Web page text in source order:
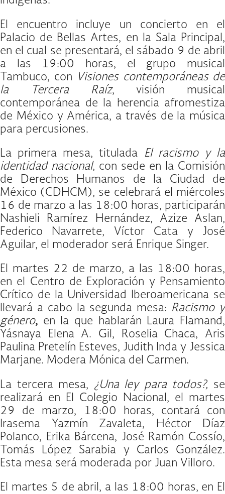
El encuentro incluye un concierto en el
Palacio de Bellas Artes, en la Sala Principal,
en el cual se presentará, el sábado 9 de abril
a las 19:00 horas, el grupo musical
Tambuco, con
Visiones contemporáneas de
la Tercera Raíz, visión musical
contemporánea de la herencia afromestiza
de México y América, a través de la música
para percusiones.
La primera mesa, titulada
El racismo y la
identidad nacional, con sede en la Comisión
de Derechos Humanos de la Ciudad de
México (CDHCM), se celebrará el miércoles
16 de marzo a las 18:00 horas, participarán
Nashieli Ramírez Hernández, Azize Aslan,
Federico Navarrete, Víctor Cata y José
Aguilar, el moderador será Enrique Singer.
El martes 22 de marzo, a las 18:00 horas,
en el Centro de Exploración y Pensamiento
Crítico de la Universidad Iberoamericana se
llevará a cabo la segunda mesa: Racismo y
género, en la que hablarán Laura Flamand,
Yásnaya Elena A. Gil, Roselia Chaca, Aris
Paulina Pretelín Esteves, Judith Inda y Jessica
Marjane. Modera Mónica del Carmen.
La tercera mesa, ¿Una ley para todos?, se
realizará en El Colegio Nacional, el martes
29 de marzo, 18:00 horas, contará con
Irasema Yazmín Zavaleta, Héctor Díaz
Polanco, Erika Bárcena, José Ramón Cossío,
Tomás López Sarabia y Carlos González.
Esta mesa será moderada por Juan Villoro.
El martes 5 de abril, a las 18:00 horas, en El